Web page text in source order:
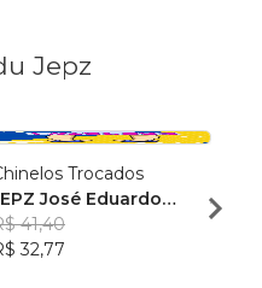
Jepz
Trocados
José Eduardo
Zambolli
41,40
32,77
JEPZ
R$